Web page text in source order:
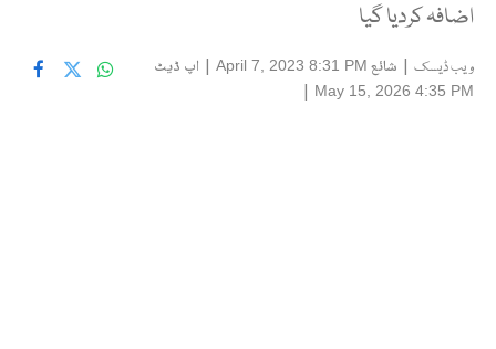
اضافہ کردیا گیا
ویب ڈیسک | شائع April 7, 2023 8:31 PM
| اپ ڈیٹ
May 15, 2026 4:35 PM
|